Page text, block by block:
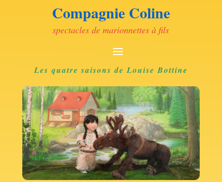
Compagnie Coline
spectacles de marionnettes à fils
Les quatre saisons de Louise Bottine